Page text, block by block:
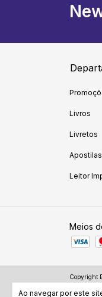
Ao navegar por este
Livros
Livretos
Apostilas
Leitor
Meios
Copyright